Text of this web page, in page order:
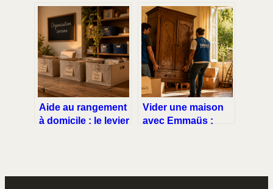
méthodes pour
réduire vos coûts
et valoriser vos
objets
entre charge
émotionnelle et
impératifs légaux, 4
étapes pour agir
Aide au rangement
à domicile : le levier
Vider une maison
avec Emmaüs :
réussir votre projet